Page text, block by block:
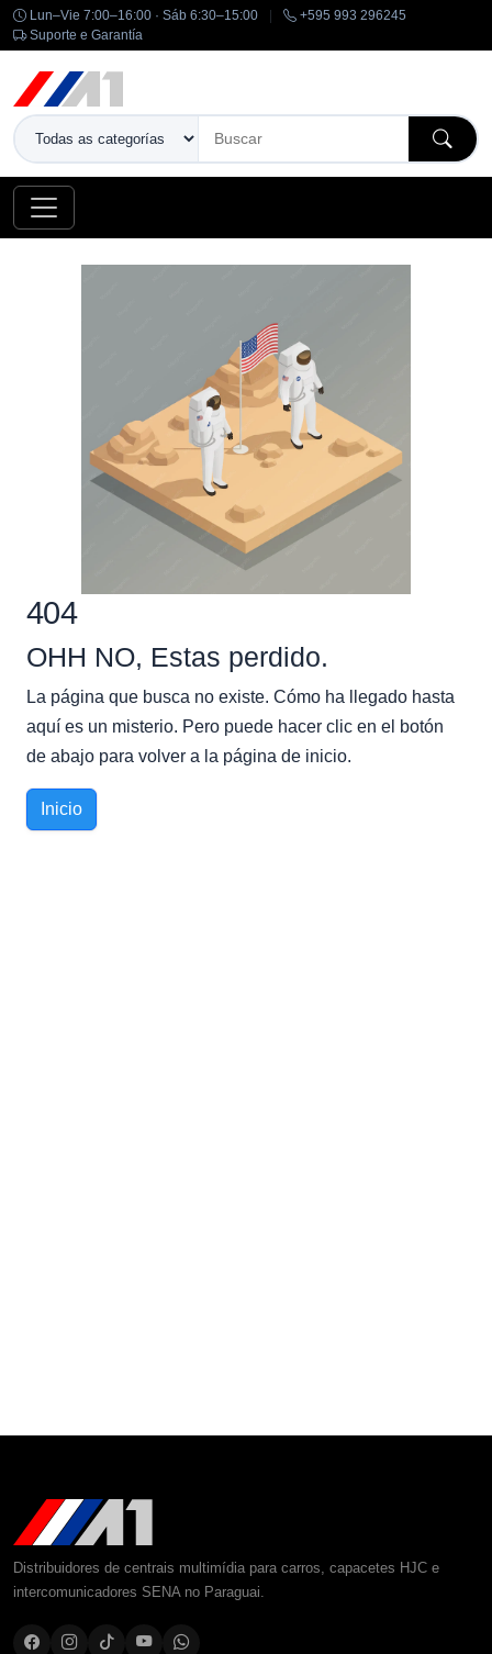
Lun–Vie 7:00–16:00 · Sáb 6:30–15:00
+595 993 296245
Suporte e Garantía
404
OHH NO, Estas perdido.
La página que busca no existe. Cómo ha llegado hasta
aquí es un misterio. Pero puede hacer clic en el botón
de abajo para volver a la página de inicio.
Inicio
Distribuidores de centrais multimídia para carros, capacetes HJC e
intercomunicadores SENA no Paraguai.